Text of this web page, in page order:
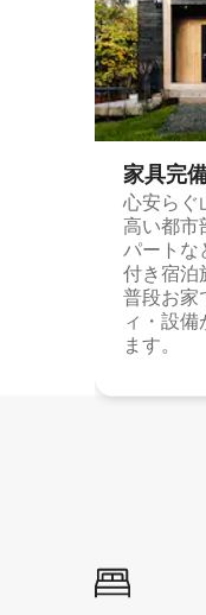
家具完
心安らぐ
高い都市
パートな
付き宿泊
普段お家
ィ・設
ます。